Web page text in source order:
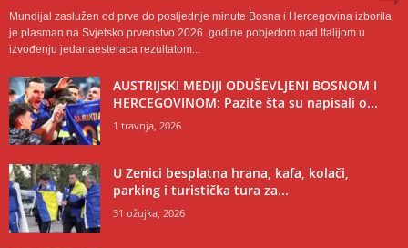
Mundijal zaslužen od prve do posljednje minute Bosna i Hercegovina izborila
je plasman na Svjetsko prvenstvo 2026. godine pobjedom nad Italijom u
izvođenju jedanaesteraca rezultatom...
AUSTRIJSKI MEDIJI ODUŠEVLJENI BOSNOM I
HERCEGOVINOM: Pazite šta su napisali o...
1 travnja, 2026
U Zenici besplatna hrana, kafa, kolači,
parking i turistička tura za...
31 ožujka, 2026